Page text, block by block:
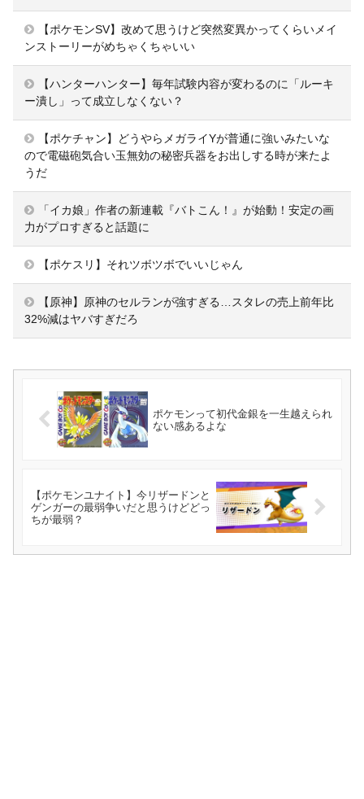
【ポケモンSV】改めて思うけど突然変異かってくらいメイ
ンストーリーがめちゃくちゃいい
【ハンターハンター】毎年試験内容が変わるのに「ルーキ
ー潰し」って成立しなくない？
【ポケチャン】どうやらメガライYが普通に強いみたいな
ので電磁砲気合い玉無効の秘密兵器をお出しする時が来たよ
うだ
「イカ娘」作者の新連載『バトこん！』が始動！安定の画
力がプロすぎると話題に
【ポケスリ】それツボツボでいいじゃん
【原神】原神のセルランが強すぎる…スタレの売上前年比
32%減はヤバすぎだろ
ポケモンって初代金銀を一生越えられ
ない感あるよな
【ポケモンユナイト】今リザードンと
ゲンガーの最弱争いだと思うけどどっ
ちが最弱？